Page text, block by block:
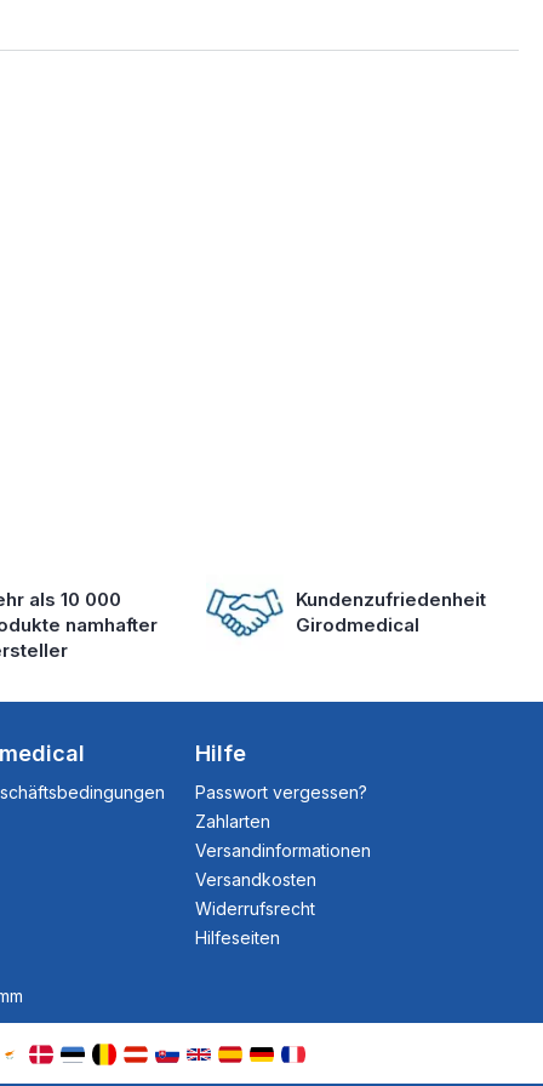
als 10 000
namhafter
Kundenzufriedenheit
Girodmedical
Hilfe
Passwort vergessen?
Zahlarten
Versandinformationen
Versandkosten
Widerrufsrecht
Hilfeseiten